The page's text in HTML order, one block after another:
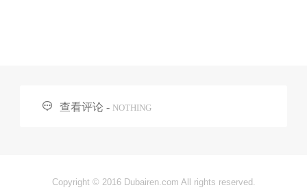
 查看评论 - NOTHING
Copyright © 2016 Dubairen.com All rights reserved.